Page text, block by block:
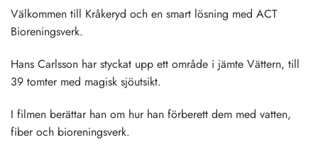
Välkommen till Kråkeryd och en smart lösning med ACT
Bioreningsverk.
Hans Carlsson har styckat upp ett område i jämte Vättern, till
39 tomter med magisk sjöutsikt.
I filmen berättar han om hur han förberett dem med vatten,
fiber och bioreningsverk.